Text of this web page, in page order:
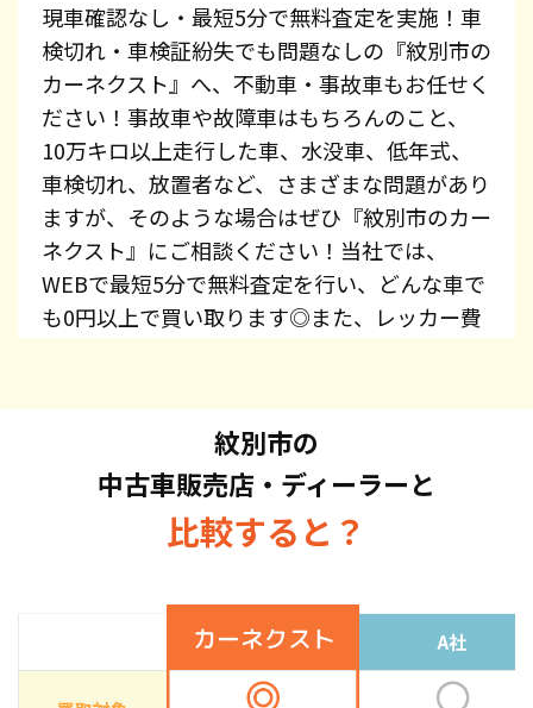
現車確認なし・最短5分で無料査定を実施！車
検切れ・車検証紛失でも問題なしの『紋別市の
カーネクスト』へ、不動車・事故車もお任せく
ださい！事故車や故障車はもちろんのこと、
10万キロ以上走行した車、水没車、低年式、
車検切れ、放置者など、さまざまな問題があり
ますが、そのような場合はぜひ『紋別市のカー
ネクスト』にご相談ください！当社では、
WEBで最短5分で無料査定を行い、どんな車で
も0円以上で買い取ります◎また、レッカー費
セイ・スカイライン・CX-5・ジムニーなど、車
種を問わずお持ち込みください。また、高価買
取している車種もございますので、お気軽にお
問い合わせください！
紋別市の
中古車販売店・ディーラーと
比較すると？